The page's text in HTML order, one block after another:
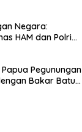
Negara:
HAM dan Polri
Pegunungan
Bakar Batu